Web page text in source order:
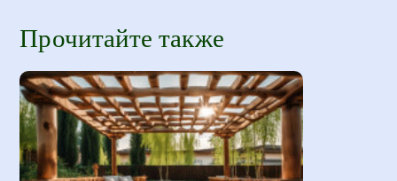
Прочитайте также